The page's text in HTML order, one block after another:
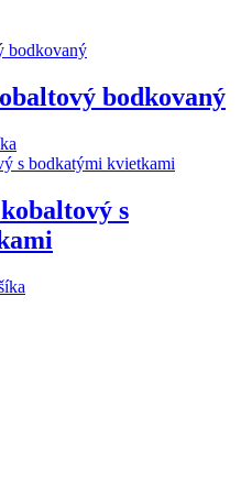
bodkovaný
s